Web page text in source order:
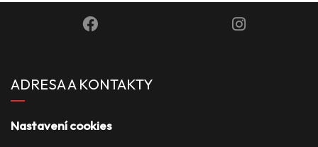
ADRESA A KONTAKTY
Nastavení cookies